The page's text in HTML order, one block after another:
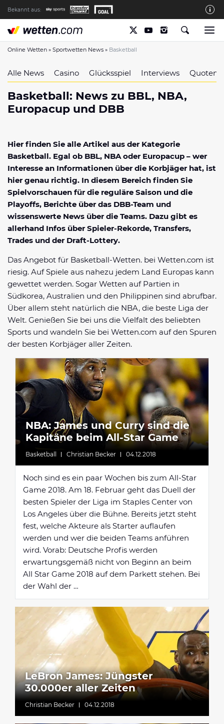
Bekannt aus:
Die wetten.com Redaktion
So bewerten wir die Anbieter
wetten.com auf Facebook
Spielsucht Hilfe & Prävention
Kontakt
Schreiber gesucht
Verantwortungsvolles Spielen
Glücksspiel-Regulierung in Deutschland
Haftungsausschluss
Datenschutzerklärung
Shop News Deals
Forum
Online Wetten » Sportwetten News » Basketball
Alle News Casino Glücksspiel Interviews
Basketball: News zu BBL, NBA,
Europacup und DBB
Hier finden Sie alle Artikel aus der Kategorie
Basketball. Egal ob BBL, NBA oder Europacup – wer
Interesse an Informationen über die Korbjäger hat, ist
hier genau richtig. In diesem Bereich finden Sie
Spielvorschauen für die reguläre Saison und die
Playoffs, Berichte über das DBB-Team und
wissenswerte News über die Teams. Dazu gibt es
allerhand Infos über Spieler-Rekorde, Transfers,
Trades und der Draft-Lottery.
Das Angebot für Basketball-Wetten. bei Wetten.com ist
riesig. Auf Spiele aus nahezu jedem Land Europas kann
gewettet werden. Sogar Wetten auf Partien in
Südkorea, Australien und den Philippinen sind abrufbar.
Über allem steht natürlich die NBA, die beste Liga der
Welt. Genießen Sie bei uns die Vielfalt des beliebten
Sports und wandeln Sie bei Wetten.com auf den Spuren
der besten Korbjäger aller Zeiten.
NBA: James und Curry sind die
Kapitäne beim All-Star Game
Basketball Christian Becker 04.12.2018
Noch sind es ein paar Wochen bis zum All-Star
Game 2018. Am 18. Februar geht das Duell der
besten Spieler der Liga im Staples Center von
Los Angeles über die Bühne. Bereits jetzt steht
fest, welche Akteure als Starter auflaufen
werden und wer die beiden Teams anführen
wird. Vorab: Deutsche Profis werden
erwartungsgemäß nicht von Beginn an beim
All Star Game 2018 auf dem Parkett stehen. Bei
der Wahl der …
LeBron James: Jüngster
30.000er aller Zeiten
Christian Becker 04.12.2018